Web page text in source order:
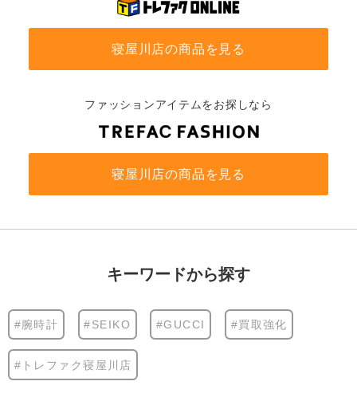
寝屋川店の商品を見る
ファッションアイテムをお探しなら
寝屋川店の商品を見る
キーワードから探す
#腕時計 #SEIKO #GUCCI #買取強化
#トレファク寝屋川店